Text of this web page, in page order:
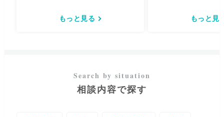
もっと見る もっと見
相談内容で探す